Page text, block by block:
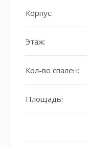
Корпус:
Этаж:
Кол-во спален:
Площадь: